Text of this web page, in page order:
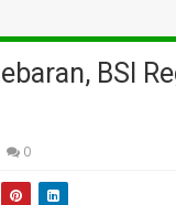
BSI
0